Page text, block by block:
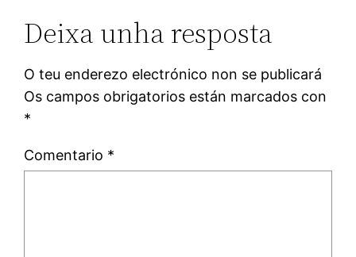
Deixa unha resposta
O teu enderezo electrónico non se publicará
Os campos obrigatorios están marcados con
*
Comentario *